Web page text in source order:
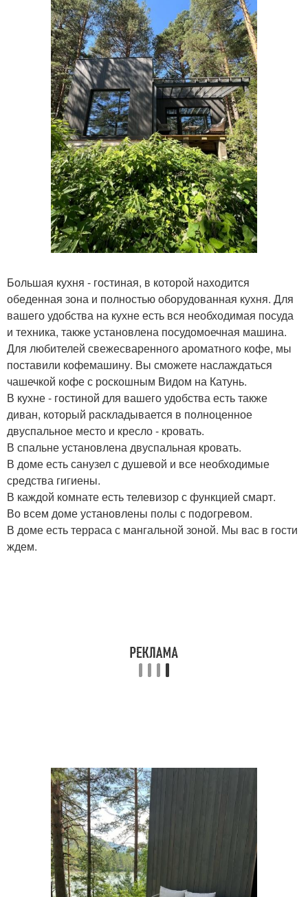
Большая кухня - гостиная, в которой находится
обеденная зона и полностью оборудованная кухня. Для
вашего удобства на кухне есть вся необходимая посуда
и техника, также установлена посудомоечная машина.
Для любителей свежесваренного ароматного кофе, мы
поставили кофемашину. Вы сможете наслаждаться
чашечкой кофе с роскошным Видом на Катунь.
В кухне - гостиной для вашего удобства есть также
диван, который раскладывается в полноценное
двуспальное место и кресло - кровать.
В спальне установлена двуспальная кровать.
В доме есть санузел с душевой и все необходимые
средства гигиены.
В каждой комнате есть телевизор с функцией смарт.
Во всем доме установлены полы с подогревом.
В доме есть терраса с мангальной зоной. Мы вас в гости
ждем.